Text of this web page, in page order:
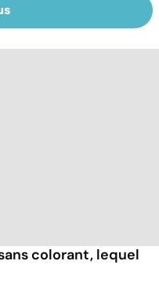
colorant, lequel